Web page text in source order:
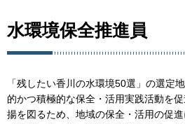
水環境保全推進員
「残したい香川の水環境50選」の選定
的かつ積極的な保全・活用実践活動を
揚を図るため、地域の保全・活用の促